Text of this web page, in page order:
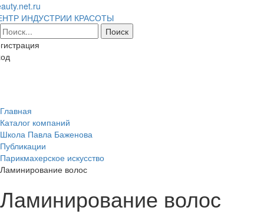
ИНДУСТРИИ КРАСОТЫ
Главная
Каталог компаний
Школа Павла Баженова
Публикации
Парикмахерское искусство
Ламинирование волос
Ламинирование волос